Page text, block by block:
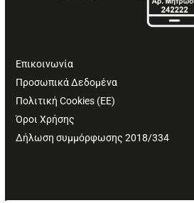
Επικοινωνία
Προσωπικά Δεδομένα
Πολιτική Cookies (ΕΕ)
Όροι Χρήσης
Δήλωση συμμόρφωσης 2018/334